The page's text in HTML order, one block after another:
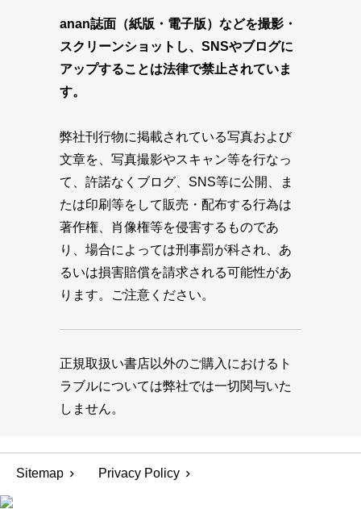
anan誌面（紙版・電子版）などを撮影・
スクリーンショットし、SNSやブログに
アップすることは法律で禁止されていま
す。
弊社刊行物に掲載されている写真および
文章を、写真撮影やスキャン等を行なっ
て、許諾なくブログ、SNS等に公開、ま
たは印刷等をして販売・配布する行為は
著作権、肖像権等を侵害するものであ
り、場合によっては刑事罰が科され、あ
るいは損害賠償を請求される可能性があ
ります。ご注意ください。
正規取扱い書店以外のご購入におけるト
ラブルについては弊社では一切関与いた
しません。
Sitemap Privacy Policy